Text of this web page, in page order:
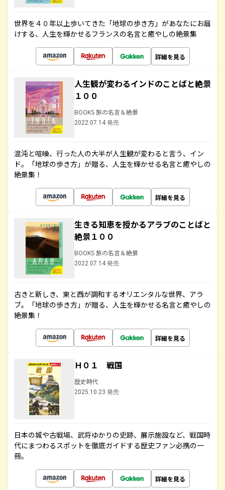
世界を４０年以上歩いてきた「地球の歩き方」があなたにお届
けする、人生を輝かせるフランスの名言と癒やしの絶景集
詳細を見る
人生観が変わるインドのことばと絶景
１００
BOOKS 旅の名言＆絶景
2022.07.14 発売
混沌と喧噪、行った人の大半が人生観が変わると言う、イン
ド。「地球の歩き方」が贈る、人生を輝かせる名言と癒やしの
絶景集！
詳細を見る
生きる知恵を授かるアラブのことばと
絶景１００
BOOKS 旅の名言＆絶景
2022.07.14 発売
古きと新しき、東と西が調和するオリエンタルな世界、アラ
ブ。「地球の歩き方」が贈る、人生を輝かせる名言と癒やしの
絶景集！
詳細を見る
Ｈ０１ 戦国
歴史時代
2025.10.23 発売
日本の城や古戦場、武将ゆかりの史跡、展示施設など、戦国時
代にまつわるスポットを徹底ガイドする歴史ファン必携の一
冊。
詳細を見る